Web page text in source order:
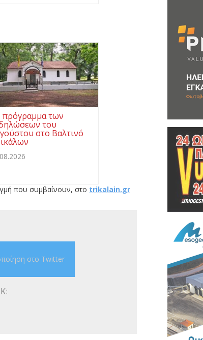
πρόγραμμα των
του
στο Βαλτινό
που συμβαίνουν, στο trikalain.gr
στο Twitter